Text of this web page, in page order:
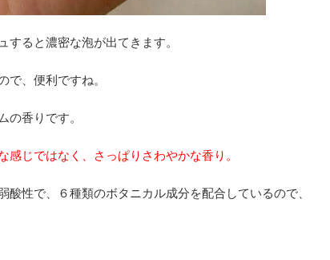
すると濃密な泡が出てきます。
で、便利ですね。
の香りです。
感じではなく、さっぱりさわやかな香り。
酸性で、６種類のボタニカル成分を配合しているので、